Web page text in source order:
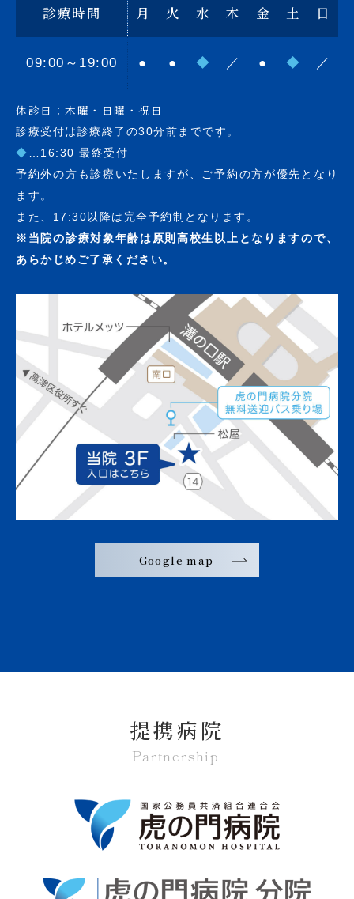
診療時間 月 火 水 木 金 土 日
09:00～19:00 ● ● ◆ ／ ● ◆ ／
休診日：木曜・日曜・祝日
診療受付は診療終了の30分前までです。
◆
…16:30 最終受付
予約外の方も診療いたしますが、ご予約の方が優先となり
ます。
また、17:30以降は完全予約制となります。
※当院の診療対象年齢は原則高校生以上となりますので、
あらかじめご了承ください。
Google map
提携病院